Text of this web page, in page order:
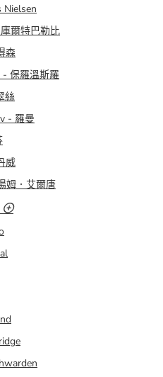
Nielsen
爾特巴勒比
森
保羅溫斯羅
絲
- 羅曼
威
姆．艾爾唐